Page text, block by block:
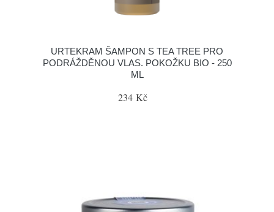
URTEKRAM ŠAMPON S TEA TREE PRO
PODRÁŽDĚNOU VLAS. POKOŽKU BIO - 250
ML
234 Kč